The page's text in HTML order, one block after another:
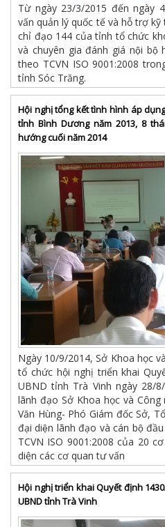
Từ ngày 23/3/2015 đến ngày
vấn quản lý quốc tế và hỗ trợ
chỉ đạo 144 của tỉnh tổ chức
và chuyên gia đánh giá nội bộ
theo TCVN ISO 9001:2008
tỉnh Sóc Trăng.
Hội nghị tổng kết tình hình áp
tỉnh Bình Dương năm 2013, 8
hướng cuối năm 2014
Ngày 10/9/2014, Sở Khoa học
tổ chức hội nghị triển khai
UBND tỉnh Trà Vinh ngày 28/
lãnh đạo Sở Khoa học và
Văn Hùng- Phó Giám đốc Sở,
đại diện lãnh đạo và cán bộ
TCVN ISO 9001:2008 của 20
diện các cơ quan tư vấn
Hội nghị triển khai Quyết định
UBND tỉnh Trà Vinh